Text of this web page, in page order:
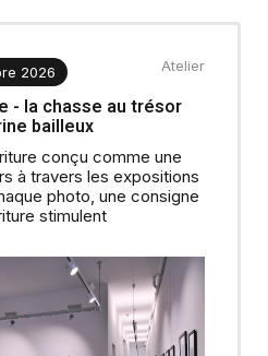
2026
- la chasse au trésor
bailleux
conçu comme une
à travers les expositions
photo, une consigne
stimulent
Atelier